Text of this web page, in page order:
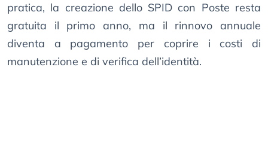
pratica, la creazione dello SPID con Poste resta
gratuita il primo anno, ma il rinnovo annuale
diventa a pagamento per coprire i costi di
manutenzione e di verifica dell’identità.